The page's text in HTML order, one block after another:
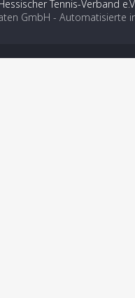
Tennis-Verband
GmbH - Automatisierte